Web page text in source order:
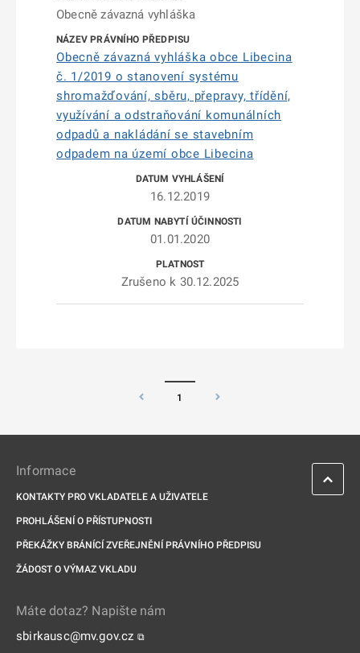
Obecně závazná vyhláška
Obecně závazná vyhláška obce Libecina
č. 1/2019 o stanovení systému
shromažďování, sběru, přepravy, třídění,
využívání a odstraňování komunálních
odpadů a nakládání se stavebním
odpadem na území obce Libecina
16.12.2019
01.01.2020
Zrušeno k 30.12.2025
1
Informace
KONTAKTY PRO VKLADATELE A UŽIVATELE
PROHLÁŠENÍ O PŘÍSTUPNOSTI
PŘEKÁŽKY BRÁNÍCÍ ZVEŘEJNĚNÍ PRÁVNÍHO PŘEDPISU
ŽÁDOST O VÝMAZ VKLADU
Máte dotaz? Napište nám
sbirkausc@mv.gov.cz ⧉